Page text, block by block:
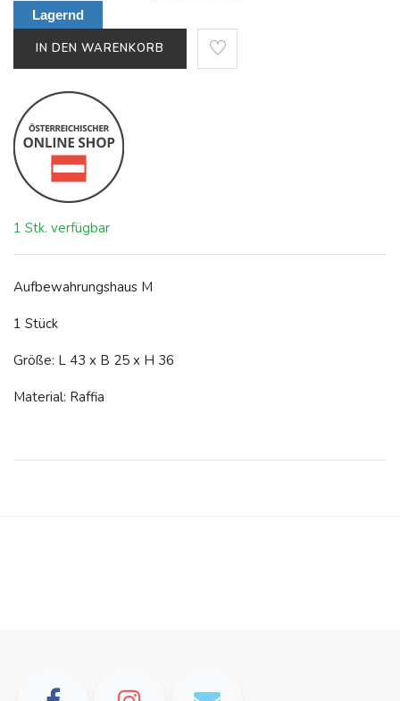
Lagernd
IN DEN WARENKORB
1 Stk. verfügbar
Aufbewahrungshaus M
1 Stück
Größe: L 43 x B 25 x H 36
Material: Raffia